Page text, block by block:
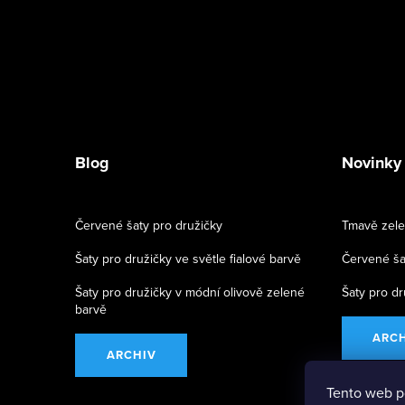
Tento web
Blog
Červené šaty pro družičky
Šaty pro družičky ve světle fialové barvě
Šaty pro družičky v módní olivově zelené
barvě
ARCHIV
Novinky
Tmavě
Červené
Šaty pro